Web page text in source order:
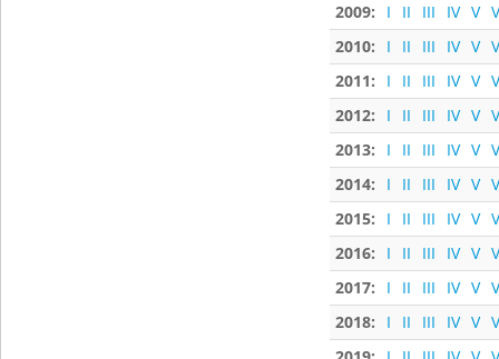
2009:
I II III IV V
2010:
I II III IV V
2011:
I II III IV V
2012:
I II III IV V
2013:
I II III IV V
2014:
I II III IV V
2015:
I II III IV V
2016:
I II III IV V
2017:
I II III IV V
2018:
I II III IV V